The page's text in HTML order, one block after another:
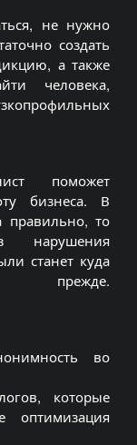
не нужно
создать
а также
человека,
поможет
бизнеса. В
правильно, то
нарушения
станет куда
во
которые
оптимизация